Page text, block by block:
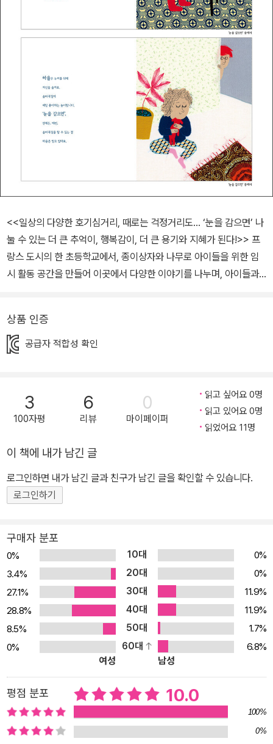
<<일상의 다양한 호기심거리, 때로는 걱정거리도... ‘눈을 감으면’ 나
눌 수 있는 더 큰 추억이, 행복감이, 더 큰 용기와 지혜가 된다!>> 프
랑스 도시의 한 초등학교에서, 종이상자와 나무로 아이들을 위한 임
시 활동 공간을 만들어 이곳에서 다양한 이야기를 나누며, 아이들과
을 위한 소박하지만 따뜻한 상상력을 덤으로 주는 그림 시집. 삶의 강
렬한 기억의 어린 시절 소소한 순간을 아름다운 자수로 그려냈다. 아
움으로부터 자유로워지며, 스스로 힘을 낼 수 있고, 보다 더 기쁘고,
조금 더 안정감을, 잊었던 행복감을, 알지 못했던 자신감을 느낄 수 있
는... 아이들의 시선과 소중한 경험, 성장과 꿈의 순간을 기억하며 나
때 같은 이유는 아닙니다. ‘눈을 감으면’ 좋은 기분, 행복한 마음, 용기
도 생겨 다양한 음식도 잘 먹는, 어려운 길도 잘 찾고, 한 겨울 추위도
이겨낼 수 있고, 자연의 향기도 잘 맡으며 일상의 행복에 감사할 수 있
구들입니다. ‘상상의 눈으로 바라보며 생각 나누기!’ 눈을 감으면 만나
게 되는 고요함과 평화. 천천히 상상하고 온전히 생각해보기! 스마트
폰, 컴퓨터, 텔레비전, 각종 전자기기와 매체들...우리가 사는 지금, 물
질적 풍요와 함께 아이러니하게도 너무 어린 나이에 지나치게 자극적
인 시각적 정보와 순간적인 자극의 쾌감에 익숙해져 있습니다. 안타
깝게도 때때로 충격적이고, 폭력적이기까지 합니다. 엄마, 아빠에게
때를 쓰기도 하고 서로 보고 싶은 화려한 영상을 향해 다툼을 하는 요
즘 아이들. 식탁에서 아이들의 편식만이 걱정할 문제는 아닙니다. 이
미 많은 학자들의 다양한 연구를 통해 아동기 과도한 시각 자극은 외
려 아이들의 성장과 발달에 필요한 안정감과 생각하는 힘을 약화시킨
다고 확인해주고 있습니다. 아동기 건강한 성장을 위해 균형적인 감
각통합과 안정감이 꼭 필요한 이유입니다. 과도한 시각적 자극을 손
으로 만들어낸 따듯한 아날로그 그림으로 대체하고, 책 속의 주인공
상품 인증
공급자 적합성 확인
3
100자평
6
리뷰
0
마이페이퍼
읽고 싶어요 0명
읽고 있어요 0명
읽었어요 11명
이 책에 내가 남긴 글
로그인하면 내가 남긴 글과 친구가 남긴 글을 확인할 수 있습니다.
로그인하기
구매자 분포
0% 10대
0%
3.4%
20대
0%
27.1%
30대
11.9%
28.8%
40대
11.9%
8.5%
50대
1.7%
0%
60대
6.8%
여성
남성
평점 분포 10.0
100%
0%